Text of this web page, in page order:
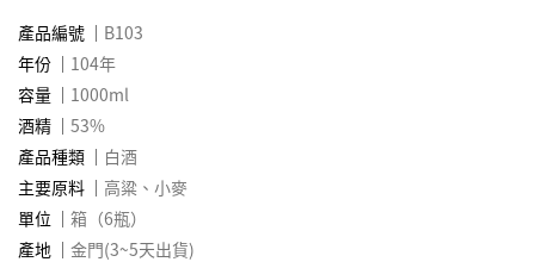
產品編號
B103
年份
104年
容量
1000ml
酒精
53%
產品種類
白酒
主要原料
高粱、小麥
單位
箱（6瓶）
產地
金門(3~5天出貨)